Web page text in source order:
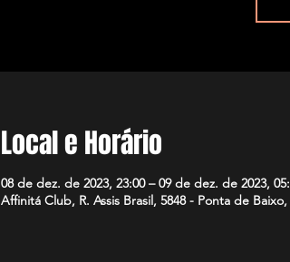
Local e Horário
08 de dez. de 2023, 23:00 – 09 de dez. de 2023,
Affinitá Club, R. Assis Brasil, 5848 - Ponta de